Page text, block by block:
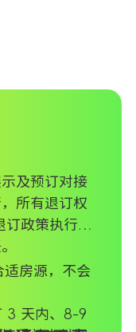
及预订对接
所有退订权
政策执行，
房源，不会
3 天内、8-9